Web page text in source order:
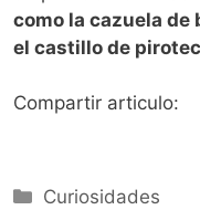
como la cazuela de
el castillo de
Compartir articulo:
Categorías
Curiosidades